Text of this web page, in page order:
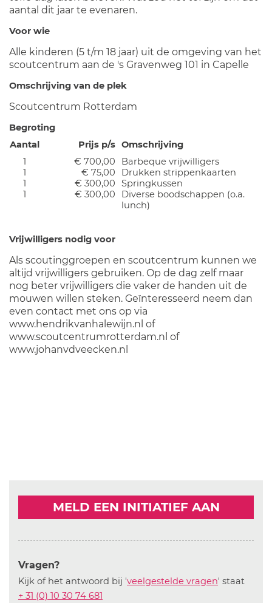
aantal dit jaar te evenaren.
Voor wie
Alle kinderen (5 t/m 18 jaar) uit de omgeving van het
scoutcentrum aan de 's Gravenweg 101 in Capelle
Omschrijving van de plek
Scoutcentrum Rotterdam
Begroting
Aantal
Prijs p/s Omschrijving
1
€ 700,00
Barbeque vrijwilligers
1
€ 75,00
Drukken strippenkaarten
1
€ 300,00
Springkussen
1
€ 300,00
Diverse boodschappen (o.a.
lunch)
Vrijwilligers nodig voor
Als scoutinggroepen en scoutcentrum kunnen we
altijd vrijwilligers gebruiken. Op de dag zelf maar
nog beter vrijwilligers die vaker de handen uit de
mouwen willen steken. Geïnteresseerd neem dan
even contact met ons op via
www.hendrikvanhalewijn.nl of
www.scoutcentrumrotterdam.nl of
www.johanvdveecken.nl
MELD EEN INITIATIEF AAN
Vragen?
Kijk of het antwoord bij 'veelgestelde vragen' staat
+ 31 (0) 10 30 74 681